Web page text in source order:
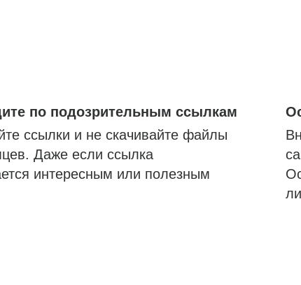
по подозрительным ссылкам
ссылки и не скачивайте файлы
Даже если ссылка
интересным или полезным